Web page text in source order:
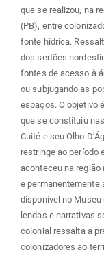
que se realizou, na
(PB), entre
fonte hídrica.
dos sertões
fontes de acesso à
ou subjugando as
espaços. O objetivo
que se constituiu
Cuité e seu Olho
restringe ao período
aconteceu na região
e permanentemente
disponível no Museu
lendas e narrativas
colonial ressalta a
colonizadores ao